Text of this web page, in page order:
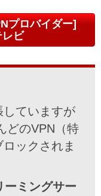
プロバイダー]
レビ
していますが
どのVPN（特
ックされま
ーミングサー